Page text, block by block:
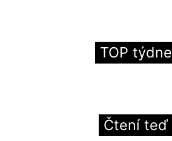
TOP týdne
Čtení teď